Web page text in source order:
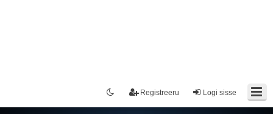
Logi sisse
Registreeru